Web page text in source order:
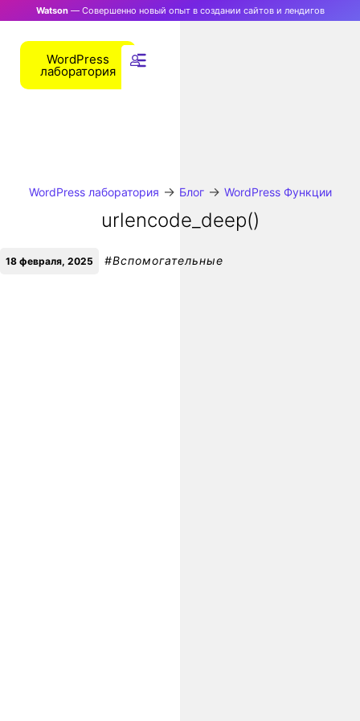
Watson— Совершенно новый опыт в создании сайтов и лендигов
WordPress
лаборатория
WordPress лаборатория → Блог→ WordPress Функции
urlencode_deep()
18 февраля, 2025 #Вспомогательные